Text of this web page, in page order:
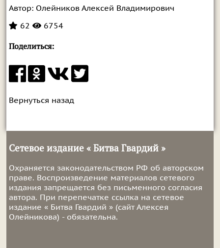
Автор:Олейников Алексей Владимирович
62
6754
Поделиться:
Вернуться назад
Сетевое издание « Битва Гвардий »
Охраняется законодательством РФ об авторском
праве. Воспроизведение материалов сетевого
издания запрещается без письменного согласия
автора. При перепечатке ссылка на сетевое
издание « Битва Гвардий » (сайт Алексея
Олейникова) - обязательна.